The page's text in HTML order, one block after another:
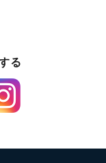
る